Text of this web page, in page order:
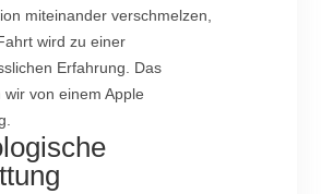
miteinander verschmelzen,
wird zu einer
Erfahrung. Das
wir von einem Apple